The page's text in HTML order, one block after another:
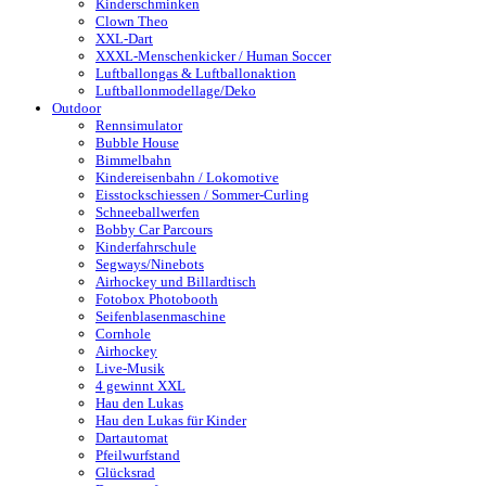
Kinderschminken
Clown Theo
XXL-Dart
XXXL-Menschenkicker / Human Soccer
Luftballongas & Luftballonaktion
Luftballonmodellage/Deko
Outdoor
Rennsimulator
Bubble House
Bimmelbahn
Kindereisenbahn / Lokomotive
Eisstockschiessen / Sommer-Curling
Schneeballwerfen
Bobby Car Parcours
Kinderfahrschule
Segways/Ninebots
Airhockey und Billardtisch
Fotobox Photobooth
Seifenblasenmaschine
Cornhole
Airhockey
Live-Musik
4 gewinnt XXL
Hau den Lukas
Hau den Lukas für Kinder
Dartautomat
Pfeilwurfstand
Glücksrad